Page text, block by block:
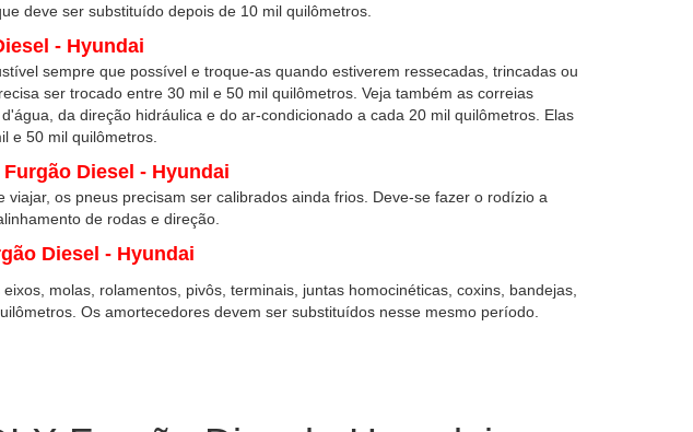
deve ser substituído depois de 10 mil quilômetros.
- Hyundai
sempre que possível e troque-as quando estiverem ressecadas, trincadas ou
ser trocado entre 30 mil e 50 mil quilômetros. Veja também as correias
da direção hidráulica e do ar-condicionado a cada 20 mil quilômetros. Elas
e 50 mil quilômetros.
Diesel - Hyundai
viajar, os pneus precisam ser calibrados ainda frios. Deve-se fazer o rodízio a
de rodas e direção.
Diesel - Hyundai
molas, rolamentos, pivôs, terminais, juntas homocinéticas, coxins, bandejas,
Os amortecedores devem ser substituídos nesse mesmo período.